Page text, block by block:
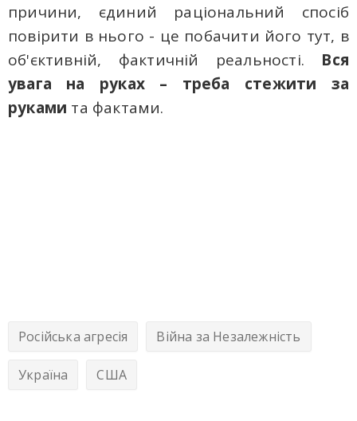
причини, єдиний раціональний спосіб
повірити в нього - це побачити його тут, в
об'єктивній, фактичній реальності. Вся
увага на руках – треба стежити за
руками та фактами.
Російська агресія Війна за Незалежність
Україна США